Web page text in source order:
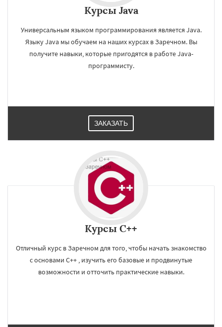
Курсы Java
Универсальным языком программирования является Java.
Языку Java мы обучаем на наших курсах в Заречном. Вы
получите навыки, которые пригодятся в работе Java-
программисту.
ЗАКАЗАТЬ
Курсы C++
Отличный курс в Заречном для того, чтобы начать знакомство
с основами C++ , изучить его базовые и продвинутые
возможности и отточить практические навыки.